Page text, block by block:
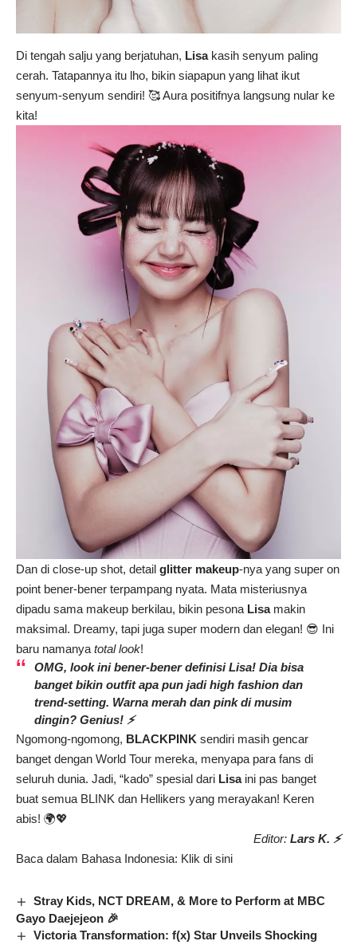
Di tengah salju yang berjatuhan, Lisakasih senyum paling
cerah. Tatapannya itu lho, bikin siapapun yang lihat ikut
senyum-senyum sendiri! 🥰 Aura positifnya langsung nular ke
kita!
Dan di close-up shot, detail glitter makeup-nya yang super on
point bener-bener terpampang nyata. Mata misteriusnya
dipadu sama makeup berkilau, bikin pesona Lisamakin
maksimal. Dreamy, tapi juga super modern dan elegan! 😎 Ini
baru namanya total look!
OMG, look ini bener-bener definisiLisa! Dia bisa
banget bikin outfit apa pun jadi high fashion dan
trend-setting. Warna merah dan pink di musim
dingin? Genius! ⚡
Ngomong-ngomong, BLACKPINK sendiri masih gencar
banget dengan World Tour mereka, menyapa para fans di
seluruh dunia. Jadi, “kado” spesial dari Lisaini pas banget
buat semua BLINK dan Hellikers yang merayakan! Keren
abis! 🌍💖
Editor: Lars K. ⚡
Baca dalam Bahasa Indonesia: Klik di sini
Stray Kids, NCT DREAM, & More to Perform at MBC
Gayo Daejejeon 🎉
Victoria Transformation: f(x) Star Unveils Shocking